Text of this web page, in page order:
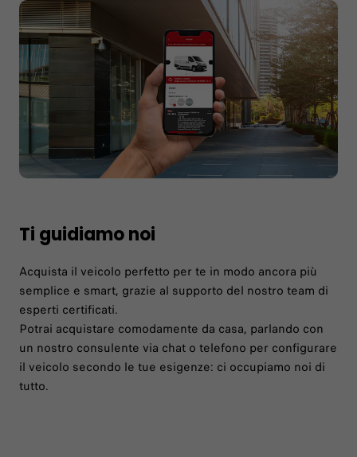
Ti guidiamo noi
Acquista il veicolo perfetto per te in modo ancora più
semplice e smart, grazie al supporto del nostro team di
esperti certificati.
Potrai acquistare comodamente da casa, parlando con
un nostro consulente via chat o telefono per configurare
il veicolo secondo le tue esigenze: ci occupiamo noi di
tutto.